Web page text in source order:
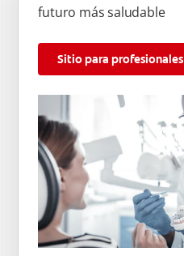
futuro más saludable
Sitio para profesionales